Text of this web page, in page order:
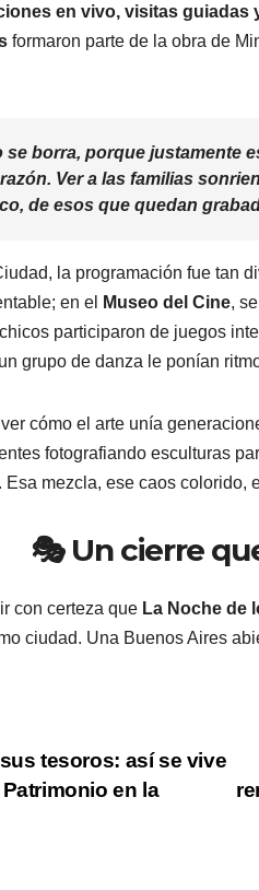
en vivo, visitas guiadas
formaron parte de la obra de
se borra, porque justamente
Ver a las familias
de esos que quedan
la programación fue tan
en el
Museo del Cine,
participaron de juegos
grupo de danza le ponían
cómo el arte unía
fotografiando esculturas
Esa mezcla, ese caos
🎭 Un cierre
con certeza que La Noche de
ciudad. Una Buenos Aires
tesoros: así se vive
en la